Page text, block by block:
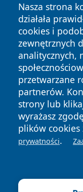
Nasza strona
działała
cookies i
zewnętrznych
analitycznych,
przetwarzane
partnerów.
strony lub
wyrażasz
plików cookies
prywatności.
Copyright © 2026
News Autorzy